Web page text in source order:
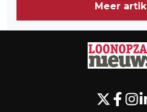
Meer